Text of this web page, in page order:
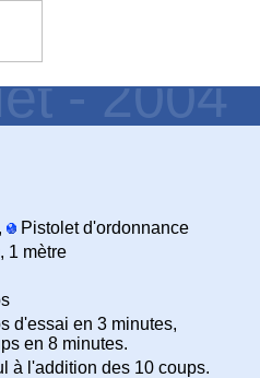
- 2004
Pistolet d'ordonnance
1 mètre
d'essai en 3 minutes,
en 8 minutes.
à l'addition des 10 coups.